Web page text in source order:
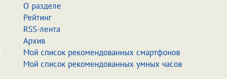
О разделе
Рейтинг
RSS-лента
Архив
Мой список рекомендованных смартфонов
Мой список рекомендованных умных часов